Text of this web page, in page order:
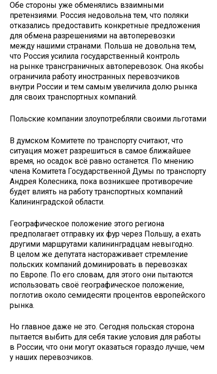
Обе стороны уже обменялись взаимными
претензиями. Россия недовольна тем, что поляки
отказались предоставить конкретные предложения
для обмена разрешениями на автоперевозки
между нашими странами. Польша не довольна тем,
что Россия усилила государственный контроль
на рынке трансграничных автоперевозок. Она якобы
ограничила работу иностранных перевозчиков
внутри России и тем самым увеличила долю рынка
для своих транспортных компаний.
Польские компании злоупотребляли своими льготами
В думском Комитете по транспорту считают, что
ситуация может разрешиться в самое ближайшее
время, но осадок всё равно останется. По мнению
члена Комитета Государственной Думы по транспорту
Андрея Колесника, пока возникшее противоречие
будет влиять на работу транспортных компаний
Калининградской области.
Географическое положение этого региона
предполагает отправку их фур через Польшу, а ехать
другими маршрутами калининградцам невыгодно.
В целом же депутата настораживает стремление
польских компаний доминировать в перевозках
по Европе. По его словам, для этого они пытаются
использовать своё географическое положение,
поглотив около семидесяти процентов европейского
рынка.
Но главное даже не это. Сегодня польская сторона
пытается выбить для себя такие условия для работы
в России, что они могут оказаться гораздо лучше, чем
у наших перевозчиков.